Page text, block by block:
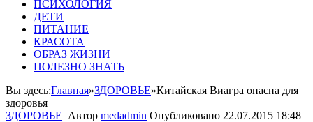
ПСИХОЛОГИЯ
ДЕТИ
ПИТАНИЕ
КРАСОТА
ОБРАЗ ЖИЗНИ
ПОЛЕЗНО ЗНАТЬ
Вы здесь:Главная»ЗДОРОВЬЕ»Китайская Виагра опасна для
здоровья
ЗДОРОВЬЕ Автор medadmin Опубликовано 22.07.2015 18:48